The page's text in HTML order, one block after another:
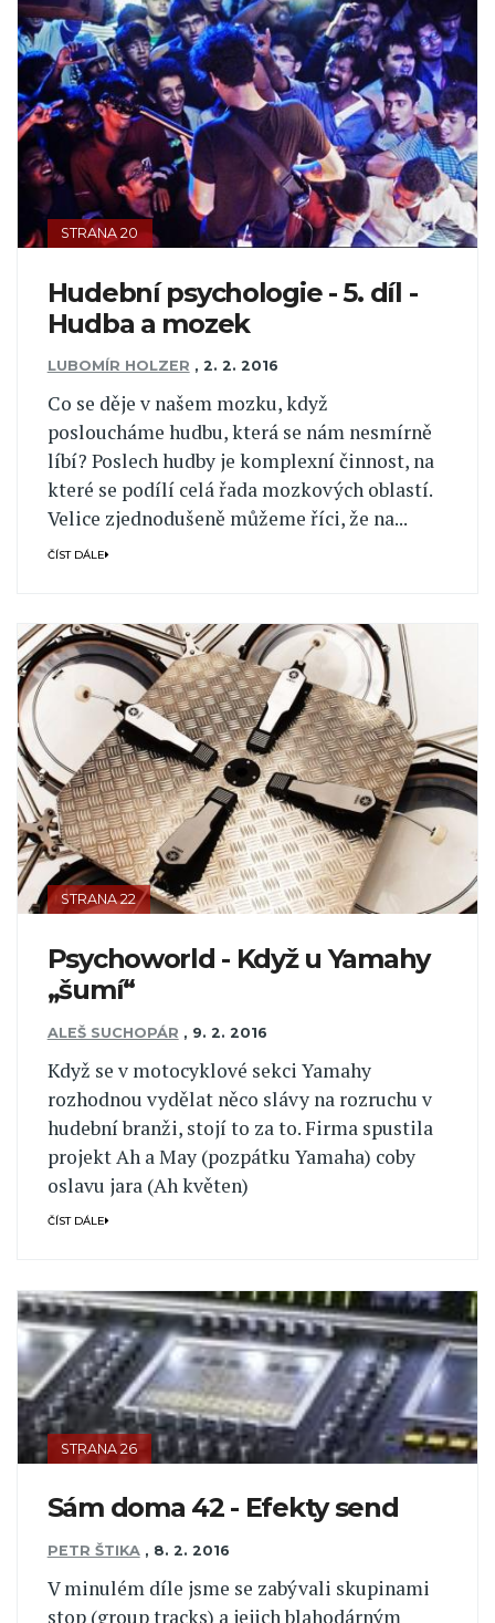
STRANA 20
Hudební psychologie - 5. díl -
Hudba a mozek
LUBOMÍR HOLZER , 2. 2. 2016
Co se děje v našem mozku, když
posloucháme hudbu, která se nám nesmírně
líbí? Poslech hudby je komplexní činnost, na
které se podílí celá řada mozkových oblastí.
Velice zjednodušeně můžeme říci, že na...
ČÍST DÁLE
STRANA 22
Psychoworld - Když u Yamahy
„šumí“
ALEŠ SUCHOPÁR , 9. 2. 2016
Když se v motocyklové sekci Yamahy
rozhodnou vydělat něco slávy na rozruchu v
hudební branži, stojí to za to. Firma spustila
projekt Ah a May (pozpátku Yamaha) coby
oslavu jara (Ah květen)
ČÍST DÁLE
STRANA 26
Sám doma 42 - Efekty send
PETR ŠTIKA , 8. 2. 2016
V minulém díle jsme se zabývali skupinami
stop (group tracks) a jejich blahodárným